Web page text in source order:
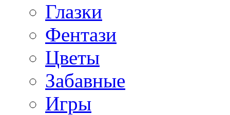
Глазки
Фентази
Цветы
Забавные
Игры